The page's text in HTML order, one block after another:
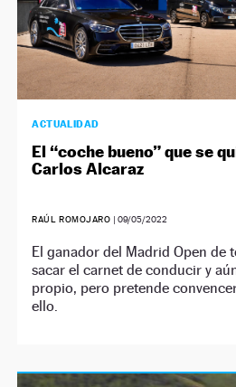
ACTUALIDAD
El “coche bueno” que se
Carlos Alcaraz
RAÚL ROMOJARO |09/05/2022
El ganador del Madrid Open de
sacar el carnet de conducir y
propio, pero pretende
ello.